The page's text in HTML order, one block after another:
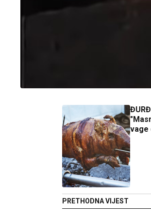
vage
PRETHODNA VIJEST